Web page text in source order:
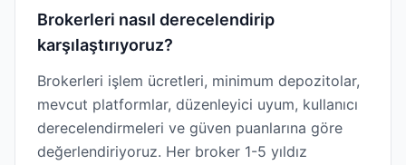
Brokerleri nasıl derecelendirip
karşılaştırıyoruz?
Brokerleri işlem ücretleri, minimum depozitolar,
mevcut platformlar, düzenleyici uyum, kullanıcı
derecelendirmeleri ve güven puanlarına göre
değerlendiriyoruz. Her broker 1-5 yıldız